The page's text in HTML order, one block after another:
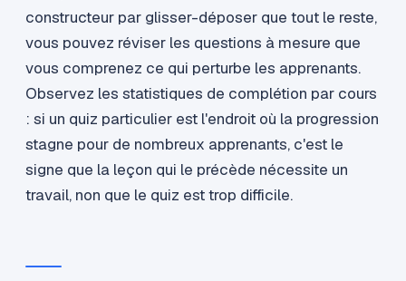
constructeur par glisser-déposer que tout le reste,
vous pouvez réviser les questions à mesure que
vous comprenez ce qui perturbe les apprenants.
Observez les statistiques de complétion par cours
: si un quiz particulier est l'endroit où la progression
stagne pour de nombreux apprenants, c'est le
signe que la leçon qui le précède nécessite un
travail, non que le quiz est trop difficile.